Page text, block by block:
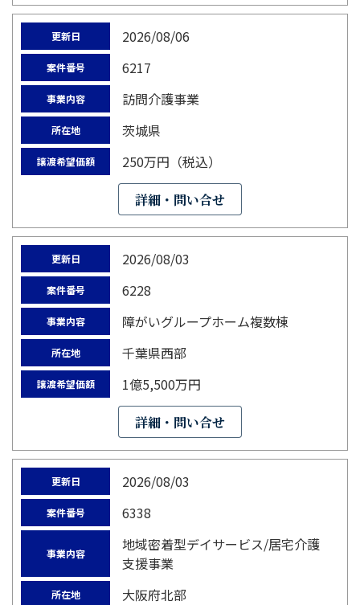
更新日 2026/08/06
案件番号 6217
事業内容 訪問介護事業
所在地 茨城県
譲渡希望価額 250万円（税込）
詳細・問い合せ
更新日 2026/08/03
案件番号 6228
事業内容 障がいグループホーム複数棟
所在地 千葉県西部
譲渡希望価額 1億5,500万円
詳細・問い合せ
更新日 2026/08/03
案件番号 6338
事業内容
地域密着型デイサービス/居宅介護
支援事業
所在地 大阪府北部